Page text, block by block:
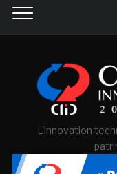
L'innovation